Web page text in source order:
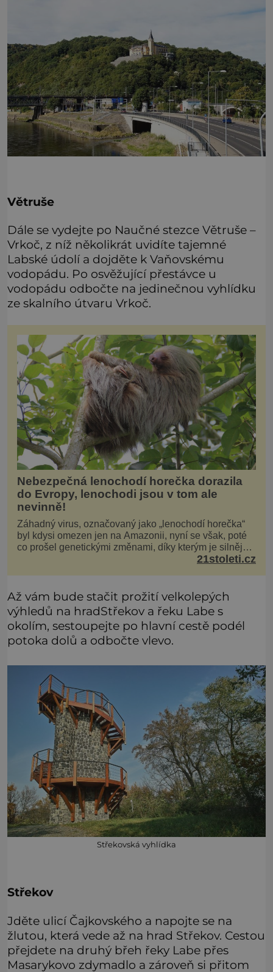
Větruše
Dále se vydejte po Naučné stezce Větruše –
Vrkoč, z níž několikrát uvidíte tajemné
Labské údolí a dojděte k Vaňovskému
vodopádu. Po osvěžující přestávce u
vodopádu odbočte na jedinečnou vyhlídku
ze skalního útvaru Vrkoč.
Nebezpečná lenochodí horečka dorazila
do Evropy, lenochodi jsou v tom ale
nevinně!
Záhadný virus, označovaný jako „lenochodí horečka“
byl kdysi omezen jen na Amazonii, nyní se však, poté
co prošel genetickými změnami, díky kterým je silnější,
šíří po celé Americe a první případy se objevily už i v
21stoleti.cz
Až vám bude stačit prožití velkolepých
výhledů na hradStřekov a řeku Labe s
okolím, sestoupejte po hlavní cestě podél
potoka dolů a odbočte vlevo.
Střekovská vyhlídka
Střekov
Jděte ulicí Čajkovského a napojte se na
žlutou, která vede až na hrad Střekov. Cestou
přejdete na druhý břeh řeky Labe přes
Masarykovo zdymadlo a zároveň si přitom